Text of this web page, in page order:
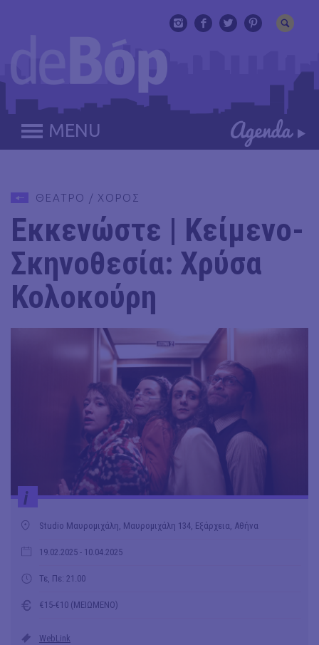
MENU
ΘΕΑΤΡΟ / ΧΟΡΟΣ
Εκκενώστε | Κείμενο-
Σκηνοθεσία: Χρύσα
Κολοκούρη
i
Studio Μαυρομιχάλη, Μαυρομιχάλη 134, Εξάρχεια, Αθήνα
19.02.2025 - 10.04.2025
Τε, Πε: 21.00
€15-€10 (ΜΕΙΩΜΕΝΟ)
WebLink